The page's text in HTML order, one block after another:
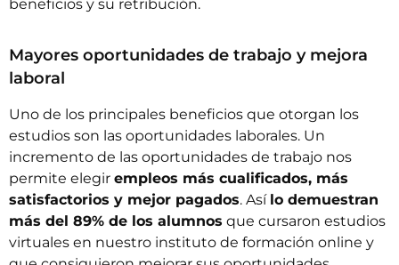
beneficios y su retribución.
Mayores oportunidades de trabajo y mejora
laboral
Uno de los principales beneficios que otorgan los
estudios son las oportunidades laborales. Un
incremento de las oportunidades de trabajo nos
permite elegir empleos más cualificados, más
satisfactorios y mejor pagados. Así lo demuestran
más del 89% de los alumnos que cursaron estudios
virtuales en nuestro instituto de formación online y